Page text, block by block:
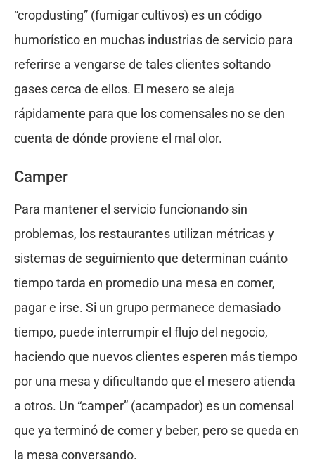
“cropdusting” (fumigar cultivos) es un código
humorístico en muchas industrias de servicio para
referirse a vengarse de tales clientes soltando
gases cerca de ellos. El mesero se aleja
rápidamente para que los comensales no se den
cuenta de dónde proviene el mal olor.
Camper
Para mantener el servicio funcionando sin
problemas, los restaurantes utilizan métricas y
sistemas de seguimiento que determinan cuánto
tiempo tarda en promedio una mesa en comer,
pagar e irse. Si un grupo permanece demasiado
tiempo, puede interrumpir el flujo del negocio,
haciendo que nuevos clientes esperen más tiempo
por una mesa y dificultando que el mesero atienda
a otros. Un “camper” (acampador) es un comensal
que ya terminó de comer y beber, pero se queda en
la mesa conversando.